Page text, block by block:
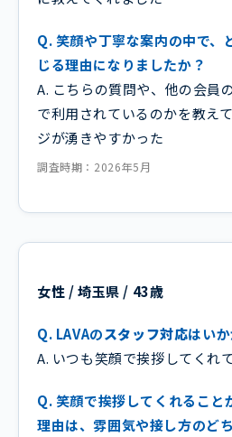
Q. 笑顔や丁寧な案内の中で、
じる理由になりましたか？
A. こちらの質問や、他の会員
で利用されているのかを教え
ジが湧きやすかった
調査時期：2026年5月
女性 / 埼玉県 / 43歳
Q. LAVAのスタッフ対応はいか
A. いつも笑顔で挨拶してくれ
Q. 笑顔で挨拶してくれること
理由は、雰囲気や接し方のど